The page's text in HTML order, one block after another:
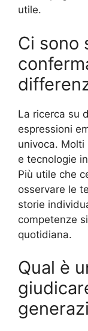
utile.
Ci sono
La ricerca su
espressioni
univoca.
e tecnologie
Più utile che
osservare le
storie
competenze
quotidiana.
Qual è